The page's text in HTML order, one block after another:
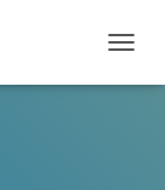
O